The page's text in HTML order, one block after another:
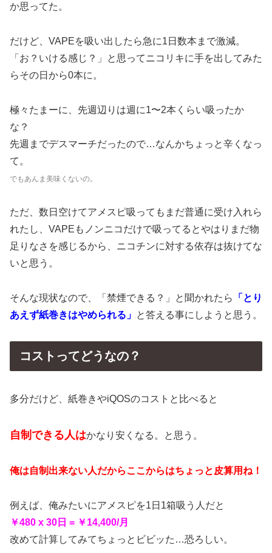
か思ってた。
だけど、VAPEを吸い出したら急に1日数本まで激減。
「お？いける感じ？」と思ってニコリキに手を出してみた
らその日から0本に。
極々たまーに、先週辺りは週に1〜2本くらい吸ったか
な？
先週までデスマーチだったので…なんかちょっと辛くなっ
て。
でもあんま美味くないの。
ただ、数日空けてアメスピ吸ってもまだ普通に受け入れら
れたし、VAPEもノンニコだけで吸ってるとやはりまだ物
足りなさを感じるから、ニコチンに対する依存は抜けてな
いと思う。
そんな現状なので、「禁煙できる？」と聞かれたら
「とり
あえず紙巻きはやめられる」 と答える事にしようと思う。
コストってどうなの？
多分だけど、紙巻きやiQOSのコストと比べると
自制できる人はかなり安くなる。と思う。
俺は自制出来ない人だからここからはちょっと皮算用ね！
例えば、俺みたいにアメスピを1日1箱吸う人だと
￥480 x 30日 = ￥14,400/月
改めて計算してみてちょっとビビッた…恐ろしい。